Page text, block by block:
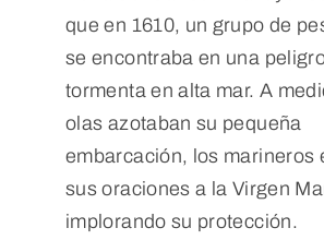
que en 1610, un grupo de
se encontraba en una
tormenta en alta mar. A
olas azotaban su pequeña
embarcación, los marineros
sus oraciones a la Virgen
implorando su protección.